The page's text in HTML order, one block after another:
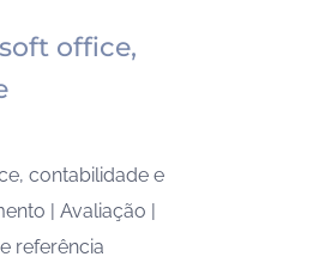
office,
contabilidade e
| Avaliação |
referência